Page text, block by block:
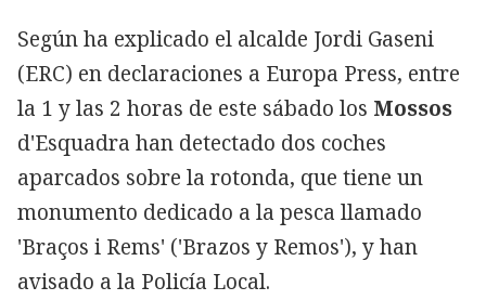
Según ha explicado el alcalde Jordi Gaseni
(ERC) en declaraciones a Europa Press, entre
la 1 y las 2 horas de este sábado los Mossos
d'Esquadra han detectado dos coches
aparcados sobre la rotonda, que tiene un
monumento dedicado a la pesca llamado
'Braços i Rems' ('Brazos y Remos'), y han
avisado a la Policía Local.